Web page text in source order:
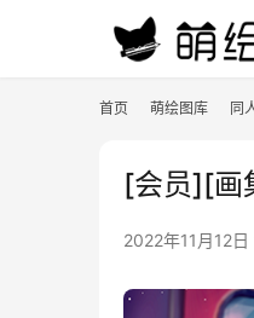
首页 萌绘图库 同
[会员][画
2022年11月12